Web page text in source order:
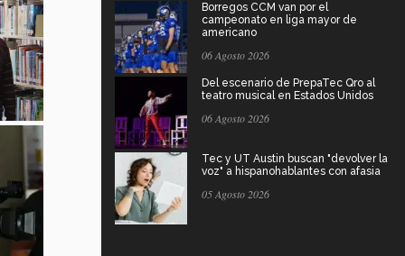
Borregos CCM van por el
campeonato en liga mayor de
americano
06 Agosto 2026
Del escenario de PrepaTec Qro al
teatro musical en Estados Unidos
06 Agosto 2026
Tec y UT Austin buscan "devolver la
voz" a hispanohablantes con afasia
05 Agosto 2026